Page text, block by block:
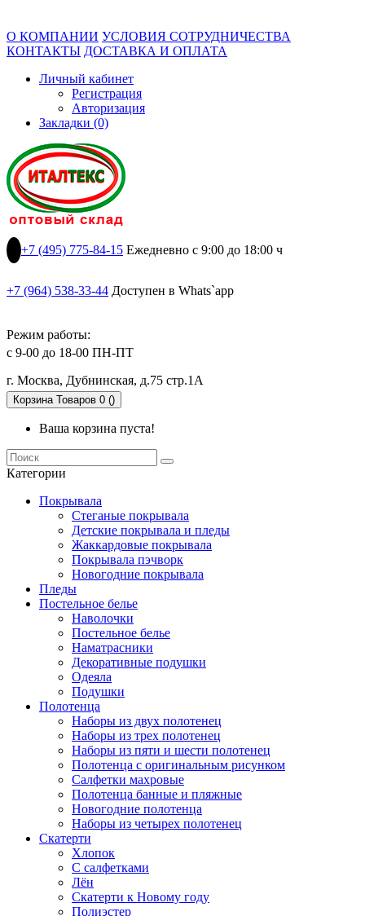
О КОМПАНИИ УСЛОВИЯ СОТРУДНИЧЕСТВА
КОНТАКТЫ ДОСТАВКА И ОПЛАТА
Личный кабинет
Регистрация
Авторизация
Закладки (0)
+7 (495) 775-84-15 Ежедневно с 9:00 до 18:00 ч
+7 (964) 538-33-44 Доступен в Whats`app
Режим работы:
с 9-00 до 18-00 ПН-ПТ
г. Москва, Дубнинская, д.75 стр.1А
Корзина Товаров 0 ()
Ваша корзина пуста!
Категории
Покрывала
Стеганые покрывала
Детские покрывала и пледы
Жаккардовые покрывала
Покрывала пэчворк
Новогодние покрывала
Пледы
Постельное белье
Наволочки
Постельное белье
Наматрасники
Декоративные подушки
Одеяла
Подушки
Полотенца
Наборы из двух полотенец
Наборы из трех полотенец
Наборы из пяти и шести полотенец
Полотенца с оригинальным рисунком
Салфетки махровые
Полотенца банные и пляжные
Новогодние полотенца
Наборы из четырех полотенец
Скатерти
Хлопок
С салфетками
Лён
Скатерти к Новому году
Полиэстер